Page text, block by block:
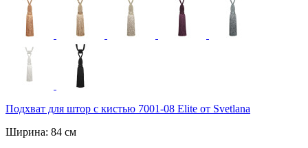
Подхват для штор с кистью 7001-08 Elite от Svetlana
Ширина: 84 см